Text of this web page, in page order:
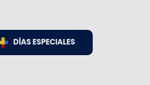
DÍAS ESPECIALES